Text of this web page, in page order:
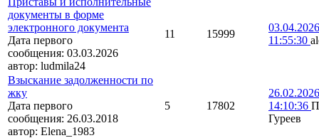
документы в форме
электронного документа
Дата первого
сообщения: 03.03.2026
автор: ludmila24
11 15999
03.04.2026
11:55:30
Взыскание задолженности по
жку
Дата первого
сообщения: 26.03.2018
автор: Elena_1983
5 17802
26.02.2026
14:10:36
Гуреев